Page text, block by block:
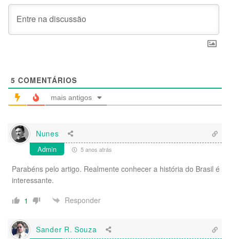
5 COMENTÁRIOS
mais antigos
Nunes
Admin 5 anos atrás
Parabéns pelo artigo. Realmente conhecer a história do Brasil é
interessante.
1
Responder
Sander R. Souza